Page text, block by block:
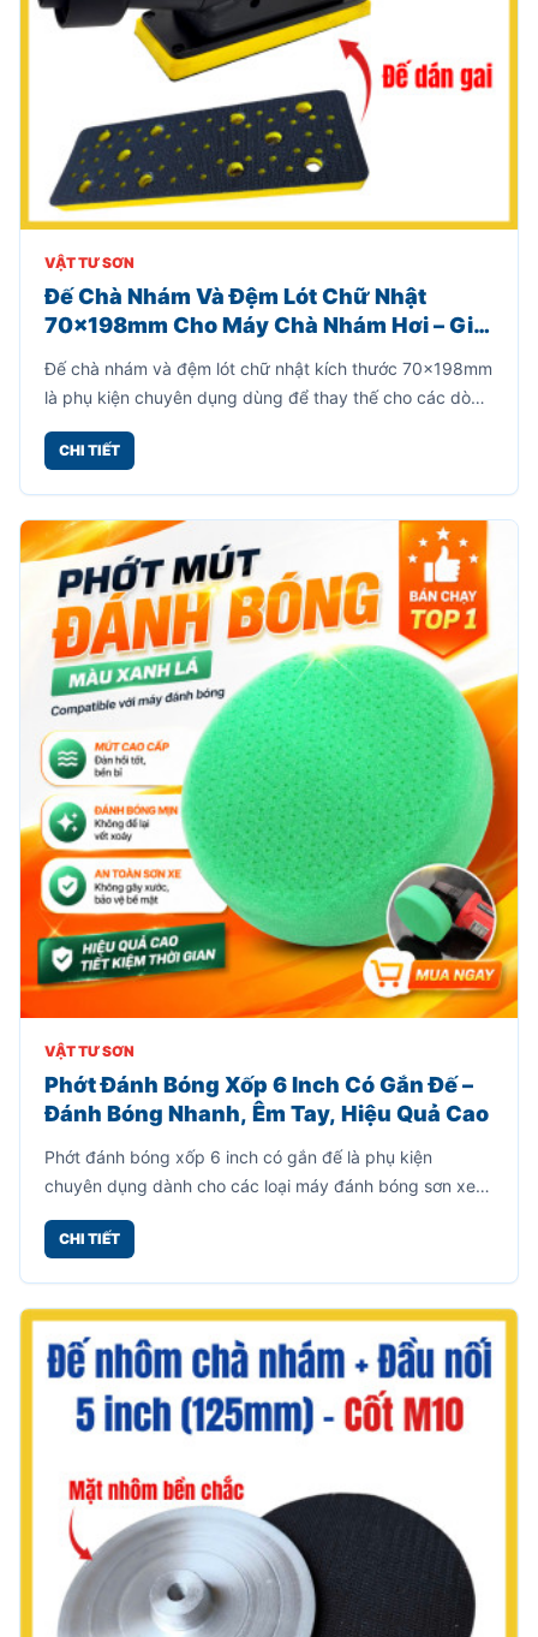
VẬT TƯ SƠN
Đế Chà Nhám Và Đệm Lót Chữ Nhật
70x198mm Cho Máy Chà Nhám Hơi – Giải
Phí
Đế chà nhám và đệm lót chữ nhật kích thước 70x198mm
là phụ kiện chuyên dụng dùng để thay thế cho các dòng
lớp gai hoặc hư hỏng sau thời gian dài sử dụng.
CHI TIẾT
VẬT TƯ SƠN
Phớt Đánh Bóng Xốp 6 Inch Có Gắn Đế –
Đánh Bóng Nhanh, Êm Tay, Hiệu Quả Cao
Phớt đánh bóng xốp 6 inch có gắn đế là phụ kiện
chuyên dụng dành cho các loại máy đánh bóng sơn xe,
cao mà không gây trầy xước.
CHI TIẾT